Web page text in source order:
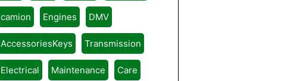
camion Engines DMV
AccessoriesKeys Transmission
Electrical Maintenance Care